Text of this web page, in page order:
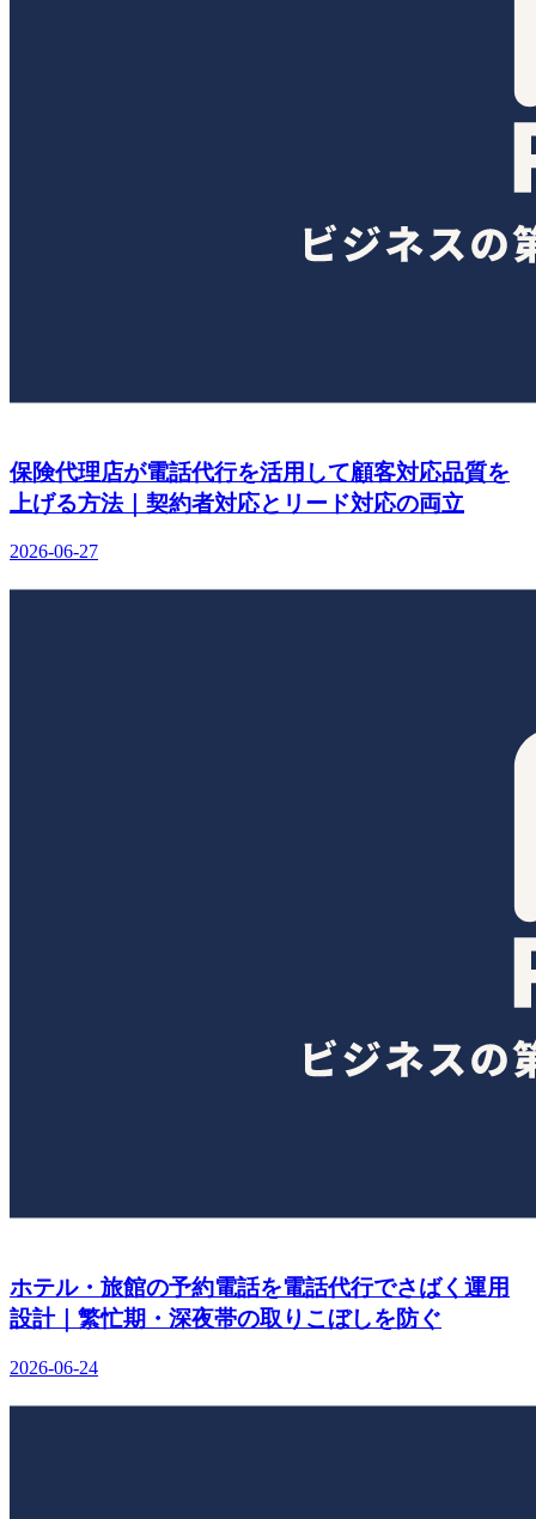
保険代理店が電話代行を活用して顧客対応品質を
上げる方法｜契約者対応とリード対応の両立
2026-06-27
ホテル・旅館の予約電話を電話代行でさばく運用
設計｜繁忙期・深夜帯の取りこぼしを防ぐ
2026-06-24